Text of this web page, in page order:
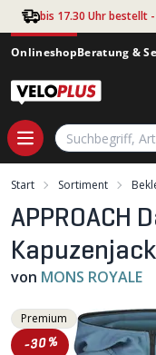
Zum Hauptinhalt
bis 17.30 Uhr bestellt
OnlineshopBeratung &
Start Sortiment
APPROACH
von MONS ROYALE
Premium
-30%